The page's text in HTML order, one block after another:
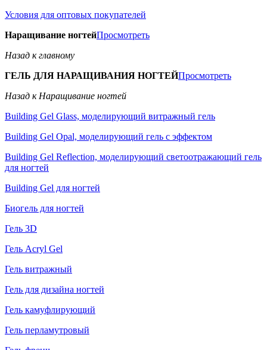
Условия для оптовых покупателей
Наращивание ногтейПросмотреть
Назад к главному
ГЕЛЬ ДЛЯ НАРАЩИВАНИЯ НОГТЕЙПросмотреть
Назад к Наращивание ногтей
Building Gel Glass, моделирующий витражный гель
Building Gel Opal, моделирующий гель с эффектом
Building Gel Reflection, моделирующий светоотражающий гель
для ногтей
Building Gel для ногтей
Биогель для ногтей
Гель 3D
Гель Acryl Gel
Гель витражный
Гель для дизайна ногтей
Гель камуфлирующий
Гель перламутровый